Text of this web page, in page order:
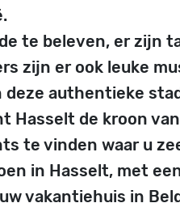
te beleven, er zijn
zijn er ook leuke
deze authentieke
Hasselt de kroon
te vinden waar u
in Hasselt, met
vakantiehuis in